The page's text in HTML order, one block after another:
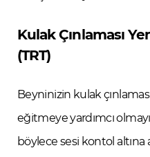
Kulak Çınlaması
(TRT)
Beyninizin kulak
eğitmeye yardımcı
böylece sesi kontol altına